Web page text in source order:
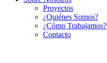
Proyectos
¿Quiénes Somos?
¿Cómo Trabajamos?
Contacto